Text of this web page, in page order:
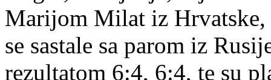
Marijom Milat iz
se sastale sa parom iz
rezultatom 6:4, 6:4, te su